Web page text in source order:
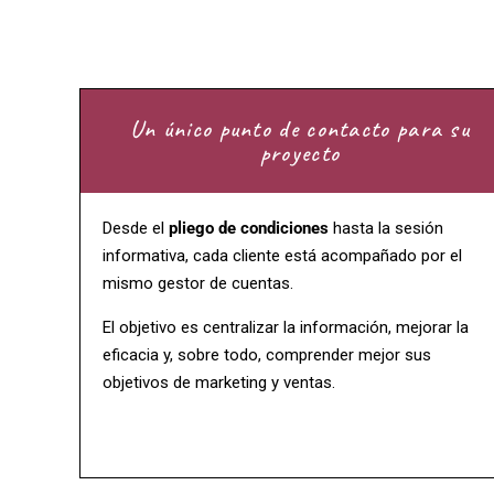
Un único punto de contacto para su
proyecto
Desde el pliego de condiciones hasta la sesión
informativa, cada cliente está acompañado por el
mismo gestor de cuentas.
El objetivo es centralizar la información, mejorar la
eficacia y, sobre todo, comprender mejor sus
objetivos de marketing y ventas.